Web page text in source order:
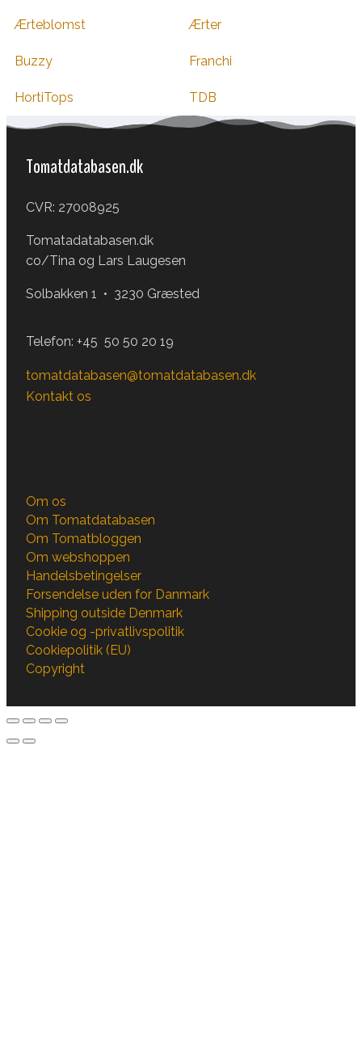
Ærteblomst Ærter
Buzzy Franchi
HortiTops TDB
Tomatdatabasen.dk
CVR: 27008925
Tomatadatabasen.dk
co/Tina og Lars Laugesen
Solbakken 1 • 3230 Græsted
Telefon: +45 50 50 20 19
tomatdatabasen@tomatdatabasen.dk
Kontakt os
Om os
Om Tomatdatabasen
Om Tomatbloggen
Om webshoppen
Handelsbetingelser
Forsendelse uden for Danmark
Shipping outside Denmark
Cookie og -privatlivspolitik
Cookiepolitik (EU)
Copyright